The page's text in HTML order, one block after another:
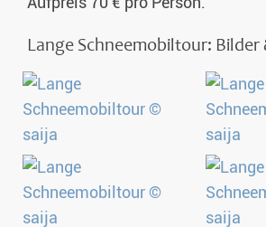
Lange Schneemobiltour: Bilder